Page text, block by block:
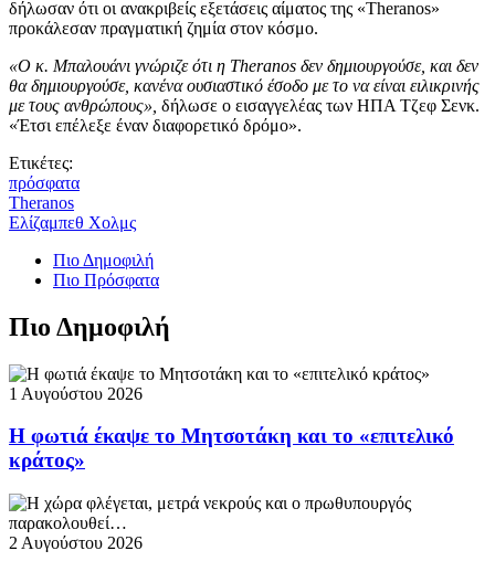
δήλωσαν ότι οι ανακριβείς εξετάσεις αίματος της «Theranos»
προκάλεσαν πραγματική ζημία στον κόσμο.
«Ο κ. Μπαλουάνι γνώριζε ότι η Theranos δεν δημιουργούσε, και δεν
θα δημιουργούσε, κανένα ουσιαστικό έσοδο με το να είναι ειλικρινής
με τους ανθρώπους», δήλωσε ο εισαγγελέας των ΗΠΑ Τζεφ Σενκ.
«Έτσι επέλεξε έναν διαφορετικό δρόμο».
Ετικέτες:
πρόσφατα
Theranos
Ελίζαμπεθ Χολμς
Πιο Δημοφιλή
Πιο Πρόσφατα
Πιο Δημοφιλή
1 Αυγούστου 2026
Η φωτιά έκαψε το Μητσοτάκη και το «επιτελικό
κράτος»
2 Αυγούστου 2026